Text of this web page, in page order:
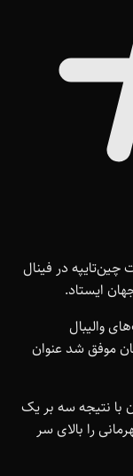
چین‌تایپه در فینال
والیبال
درخشان موفق شد عنوان
با نتیجه سه بر یک
را بالای سر